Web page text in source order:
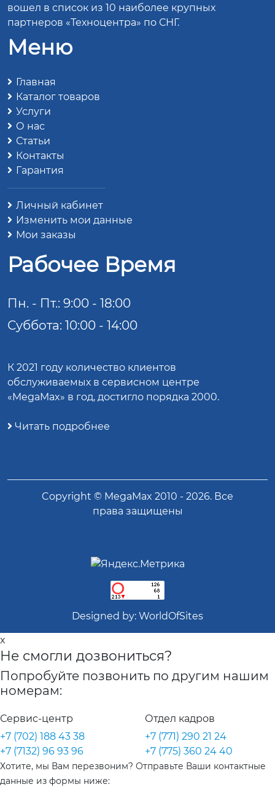
вошел в список из 10 наиболее крупных
партнеров «Техноцентра» по СНГ.
Меню
Главная
Каталог товаров
Услуги
О нас
Статьи
Контакты
Гарантия
Личный кабинет
Изменить мои данные
Мои заказы
Рабочее Время
Пн. - Пт.: 9:00 - 18:00
Суббота: 10:00 - 14:00
К 2021 году количество клиентов
обслуживаемых в сервисном центре
«MegaMax» в год, достигло порядка 2000.
Читать подробнее
Copyright © MegaMax 2010 - 2026. Все
права защищены
Designed by: WorldOfSites
x
Не смогли дозвониться?
Попробуйте позвонить по другим нашим
номерам:
Сервис-центр
+7 (702) 188 43 38
+7 (7132) 96 93 96
Отдел кадров
+7 (771) 290 21 24
+7 (775) 360 24 40
Хотите, мы Вам перезвоним? Отправьте Ваши контактные
данные из формы ниже: